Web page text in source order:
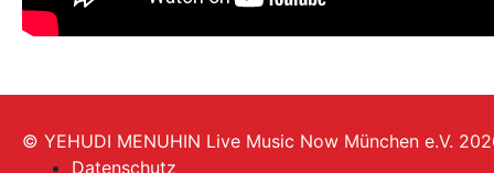
© YEHUDI MENUHIN Live Music Now München e.V.
Datenschutz